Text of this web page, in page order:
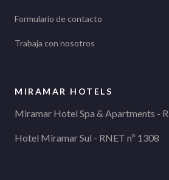
Formulario de contacto
Trabaja con nosotros
MIRAMAR HOTELS
Miramar Hotel Spa & Apartments -
Hotel Miramar Sul - RNET nº 1308